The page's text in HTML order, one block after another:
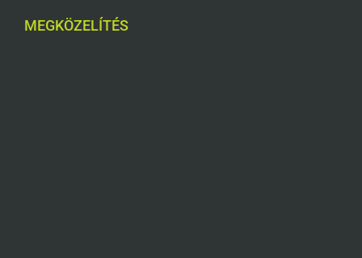
MEGKÖZELÍTÉS